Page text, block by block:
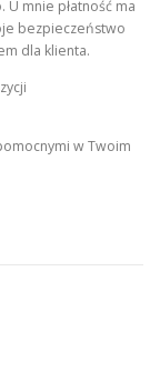
mnie płatność ma
bezpieczeństwo
dla klienta.
w Twoim